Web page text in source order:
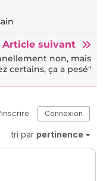
Article suivant
non, mais
certains, ça a pesé"